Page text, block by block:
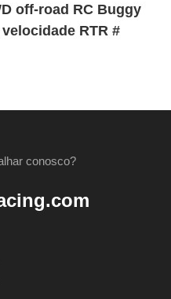
off-road RC Buggy
RTR #
conosco?